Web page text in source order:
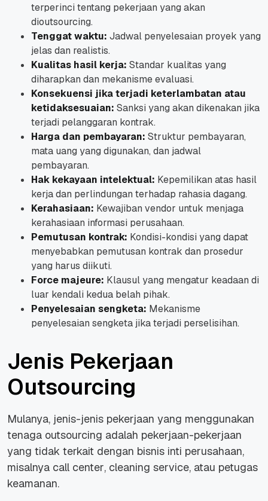
terperinci tentang pekerjaan yang akan
dioutsourcing.
Tenggat waktu: Jadwal penyelesaian proyek yang
jelas dan realistis.
Kualitas hasil kerja: Standar kualitas yang
diharapkan dan mekanisme evaluasi.
Konsekuensi jika terjadi keterlambatan atau
ketidaksesuaian: Sanksi yang akan dikenakan jika
terjadi pelanggaran kontrak.
Harga dan pembayaran: Struktur pembayaran,
mata uang yang digunakan, dan jadwal
pembayaran.
Hak kekayaan intelektual: Kepemilikan atas hasil
kerja dan perlindungan terhadap rahasia dagang.
Kerahasiaan: Kewajiban vendor untuk menjaga
kerahasiaan informasi perusahaan.
Pemutusan kontrak: Kondisi-kondisi yang dapat
menyebabkan pemutusan kontrak dan prosedur
yang harus diikuti.
Force majeure: Klausul yang mengatur keadaan di
luar kendali kedua belah pihak.
Penyelesaian sengketa: Mekanisme
penyelesaian sengketa jika terjadi perselisihan.
Jenis Pekerjaan
Outsourcing
Mulanya, jenis-jenis pekerjaan yang menggunakan
tenaga outsourcing adalah pekerjaan-pekerjaan
yang tidak terkait dengan bisnis inti perusahaan,
misalnya call center, cleaning service, atau petugas
keamanan.